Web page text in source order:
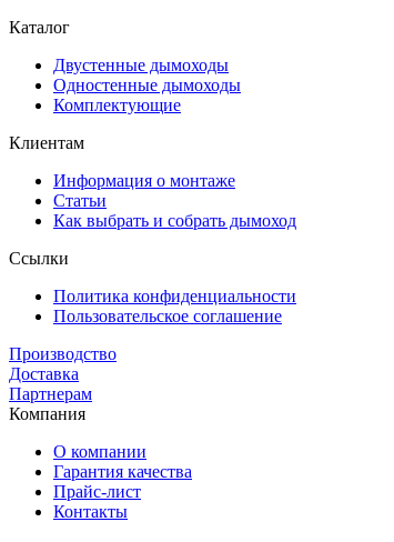
Каталог
Двустенные дымоходы
Одностенные дымоходы
Комплектующие
Клиентам
Информация о монтаже
Статьи
Как выбрать и собрать дымоход
Ссылки
Политика конфиденциальности
Пользовательское соглашение
Производство
Доставка
Партнерам
Компания
О компании
Гарантия качества
Прайс-лист
Контакты